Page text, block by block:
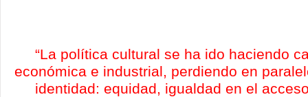
“La política cultural se ha ido haciendo
económica e industrial, perdiendo en
identidad: equidad, igualdad en el